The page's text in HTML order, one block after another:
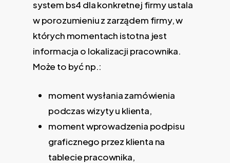
system bs4 dla konkretnej firmy ustala
w porozumieniu z zarządem firmy, w
których momentach istotna jest
informacja o lokalizacji pracownika.
Może to być np.:
moment wysłania zamówienia
podczas wizyty u klienta,
moment wprowadzenia podpisu
graficznego przez klienta na
tablecie pracownika,